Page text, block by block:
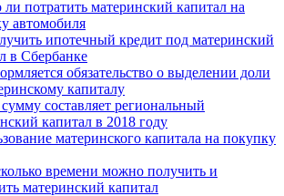
потратить материнский капитал на
автомобиля
ипотечный кредит под материнский
в Сбербанке
обязательство о выделении доли
капиталу
составляет региональный
капитал в 2018 году
материнского капитала на покупку
времени можно получить и
материнский капитал